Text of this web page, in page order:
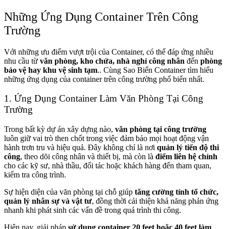
Những Ứng Dụng Container Trên Công
Trường
Với những ưu điểm vượt trội của Container, có thể đáp ứng nhiều
nhu cầu từ văn phòng, kho chứa, nhà nghỉ công nhân đến phòng
bảo vệ hay khu vệ sinh tạm.. Cùng Sao Biển Container tìm hiểu
những ứng dụng của container trên công trường phổ biến nhất.
1. Ứng Dụng Container Làm Văn Phòng Tại Công
Trường
Trong bất kỳ dự án xây dựng nào, văn phòng tại công trường
luôn giữ vai trò then chốt trong việc đảm bảo mọi hoạt động vận
hành trơn tru và hiệu quả. Đây không chỉ là nơi quản lý tiến độ thi
công, theo dõi công nhân và thiết bị, mà còn là điểm liên hệ chính
cho các kỹ sư, nhà thầu, đối tác hoặc khách hàng đến tham quan,
kiểm tra công trình.
Sự hiện diện của văn phòng tại chỗ giúp tăng cường tính tổ chức,
quản lý nhân sự và vật tư, đồng thời cải thiện khả năng phản ứng
nhanh khi phát sinh các vấn đề trong quá trình thi công.
Hiện nay, giải pháp sử dụng container 20 feet hoặc 40 feet làm